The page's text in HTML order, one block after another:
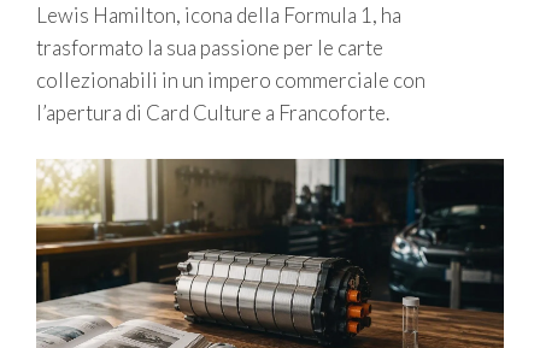
Lewis Hamilton, icona della Formula 1, ha
trasformato la sua passione per le carte
collezionabili in un impero commerciale con
l’apertura di Card Culture a Francoforte.